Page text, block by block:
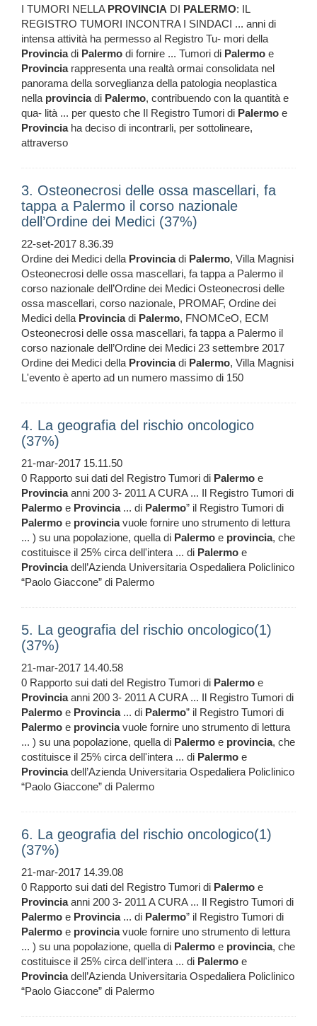
I TUMORI NELLA PROVINCIA DI PALERMO: IL
REGISTRO TUMORI INCONTRA I SINDACI ... anni di
intensa attività ha permesso al Registro Tu- mori della
Provinciadi Palermo di fornire ... Tumori di Palermo e
Provinciarappresenta una realtà ormai consolidata nel
panorama della sorveglianza della patologia neoplastica
nella provinciadi Palermo, contribuendo con la quantità e
qua- lità ... per questo che Il Registro Tumori di Palermo e
Provinciaha deciso di incontrarli, per sottolineare,
attraverso
3. Osteonecrosi delle ossa mascellari, fa
tappa a Palermo il corso nazionale
dell’Ordine dei Medici (37%)
22-set-2017 8.36.39
Ordine dei Medici della Provinciadi Palermo, Villa Magnisi
Osteonecrosi delle ossa mascellari, fa tappa a Palermo il
corso nazionale dell’Ordine dei Medici Osteonecrosi delle
ossa mascellari, corso nazionale, PROMAF, Ordine dei
Medici della Provinciadi Palermo, FNOMCeO, ECM
Osteonecrosi delle ossa mascellari, fa tappa a Palermo il
corso nazionale dell’Ordine dei Medici 23 settembre 2017
Ordine dei Medici della Provinciadi Palermo, Villa Magnisi
L'evento è aperto ad un numero massimo di 150
4. La geografia del rischio oncologico
(37%)
21-mar-2017 15.11.50
0 Rapporto sui dati del Registro Tumori di Palermo e
Provinciaanni 200 3- 2011 A CURA ... Il Registro Tumori di
Palermo e Provincia... di Palermo” il Registro Tumori di
Palermo e provinciavuole fornire uno strumento di lettura
... ) su una popolazione, quella di Palermo e provincia, che
costituisce il 25% circa dell'intera ... di Palermo e
Provinciadell’Azienda Universitaria Ospedaliera Policlinico
“Paolo Giaccone” di Palermo
5. La geografia del rischio oncologico(1)
(37%)
21-mar-2017 14.40.58
0 Rapporto sui dati del Registro Tumori di Palermo e
Provinciaanni 200 3- 2011 A CURA ... Il Registro Tumori di
Palermo e Provincia... di Palermo” il Registro Tumori di
Palermo e provinciavuole fornire uno strumento di lettura
... ) su una popolazione, quella di Palermo e provincia, che
costituisce il 25% circa dell'intera ... di Palermo e
Provinciadell’Azienda Universitaria Ospedaliera Policlinico
“Paolo Giaccone” di Palermo
6. La geografia del rischio oncologico(1)
(37%)
21-mar-2017 14.39.08
0 Rapporto sui dati del Registro Tumori di Palermo e
Provinciaanni 200 3- 2011 A CURA ... Il Registro Tumori di
Palermo e Provincia... di Palermo” il Registro Tumori di
Palermo e provinciavuole fornire uno strumento di lettura
... ) su una popolazione, quella di Palermo e provincia, che
costituisce il 25% circa dell'intera ... di Palermo e
Provinciadell’Azienda Universitaria Ospedaliera Policlinico
“Paolo Giaccone” di Palermo